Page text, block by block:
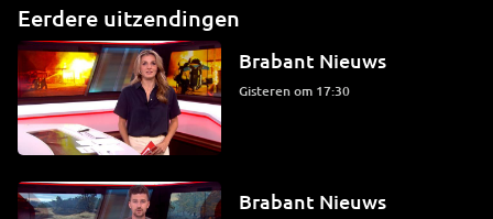
Eerdere uitzendingen
Brabant Nieuws
Gisteren om 17:30
Brabant Nieuws